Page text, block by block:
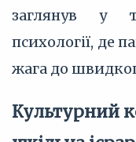
заглянув у
психології, де
жага до
Культурний